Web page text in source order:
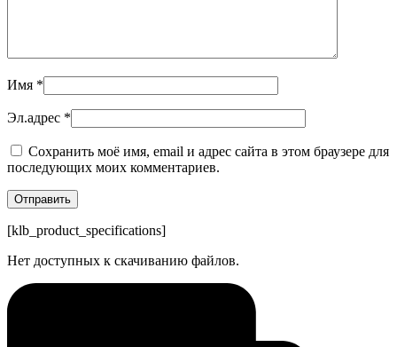
Имя *
Эл.адрес *
Сохранить моё имя, email и адрес сайта в этом браузере для
последующих моих комментариев.
[klb_product_specifications]
Нет доступных к скачиванию файлов.